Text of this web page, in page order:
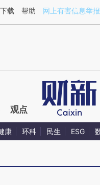
MghpwAl7](https://
载 帮助 网上有害信息举
观点
康 环科 民生 ESG